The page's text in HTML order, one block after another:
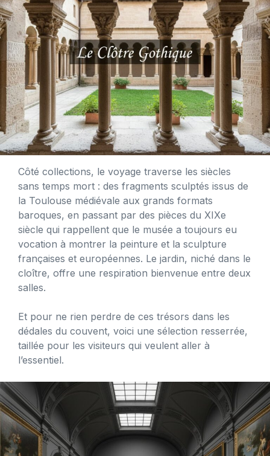
Côté collections, le voyage traverse les siècles
sans temps mort : des fragments sculptés issus de
la Toulouse médiévale aux grands formats
baroques, en passant par des pièces du XIXe
siècle qui rappellent que le musée a toujours eu
vocation à montrer la peinture et la sculpture
françaises et européennes. Le jardin, niché dans le
cloître, offre une respiration bienvenue entre deux
salles.
Et pour ne rien perdre de ces trésors dans les
dédales du couvent, voici une sélection resserrée,
taillée pour les visiteurs qui veulent aller à
l’essentiel.